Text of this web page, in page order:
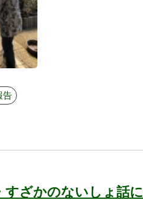
告
すざかのないしょ話